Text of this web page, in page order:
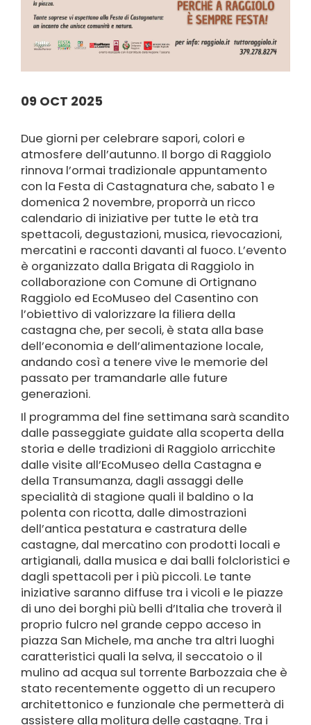
09 OCT 2025
Due giorni per celebrare sapori, colori e
atmosfere dell’autunno. Il borgo di Raggiolo
rinnova l’ormai tradizionale appuntamento
con la Festa di Castagnatura che, sabato 1 e
domenica 2 novembre, proporrà un ricco
calendario di iniziative per tutte le età tra
spettacoli, degustazioni, musica, rievocazioni,
mercatini e racconti davanti al fuoco. L’evento
è organizzato dalla Brigata di Raggiolo in
collaborazione con Comune di Ortignano
Raggiolo ed EcoMuseo del Casentino con
l’obiettivo di valorizzare la filiera della
castagna che, per secoli, è stata alla base
dell’economia e dell’alimentazione locale,
andando così a tenere vive le memorie del
passato per tramandarle alle future
generazioni.
Il programma del fine settimana sarà scandito
dalle passeggiate guidate alla scoperta della
storia e delle tradizioni di Raggiolo arricchite
dalle visite all’EcoMuseo della Castagna e
della Transumanza, dagli assaggi delle
specialità di stagione quali il baldino o la
polenta con ricotta, dalle dimostrazioni
dell’antica pestatura e castratura delle
castagne, dal mercatino con prodotti locali e
artigianali, dalla musica e dai balli folcloristici e
dagli spettacoli per i più piccoli. Le tante
iniziative saranno diffuse tra i vicoli e le piazze
di uno dei borghi più belli d’Italia che troverà il
proprio fulcro nel grande ceppo acceso in
piazza San Michele, ma anche tra altri luoghi
caratteristici quali la selva, il seccatoio o il
mulino ad acqua sul torrente Barbozzaia che è
stato recentemente oggetto di un recupero
architettonico e funzionale che permetterà di
assistere alla molitura delle castagne. Tra i